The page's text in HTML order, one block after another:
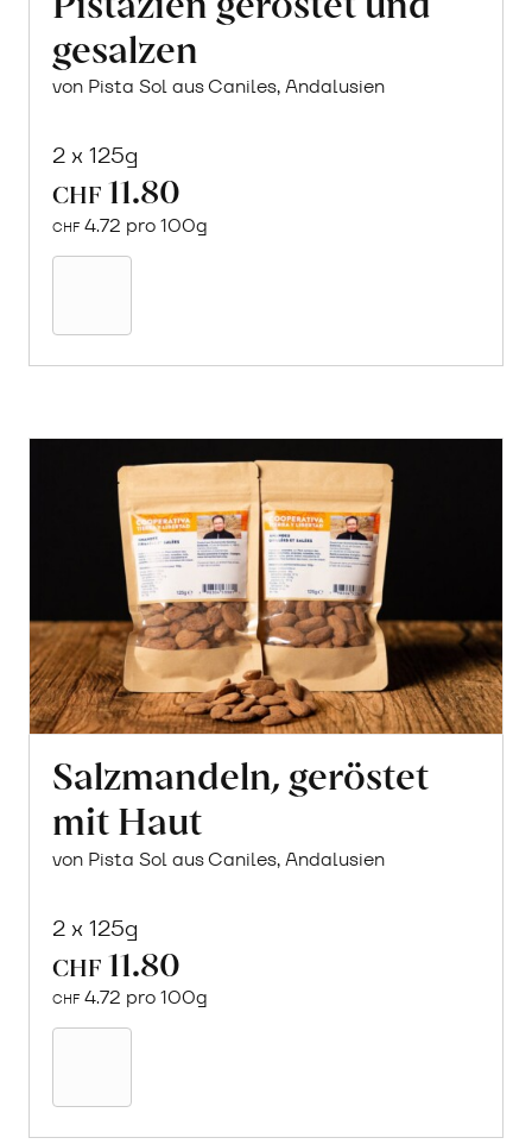
gesalzen
von Pista Sol aus Caniles, Andalusien
2 x 125g
CHF 11.80
CHF 4.72 pro 100g
Salzmandeln, geröstet
mit Haut
von Pista Sol aus Caniles, Andalusien
2 x 125g
CHF 11.80
CHF 4.72 pro 100g